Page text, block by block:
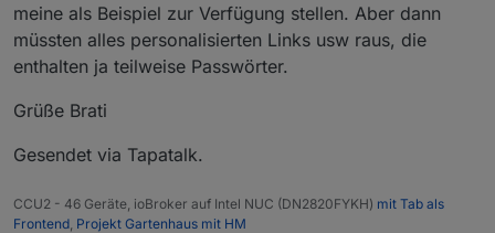
meine als Beispiel zur Verfügung stellen. Aber dann
müssten alles personalisierten Links usw raus, die
enthalten ja teilweise Passwörter.
Grüße Brati
Gesendet via Tapatalk.
CCU2 - 46 Geräte, ioBroker auf Intel NUC (DN2820FYKH) mit Tab als
Frontend Projekt Gartenhaus mit HM